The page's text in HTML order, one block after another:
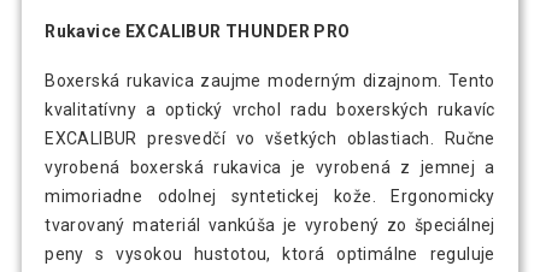
Rukavice EXCALIBUR THUNDER PRO
Boxerská rukavica zaujme moderným dizajnom. Tento
kvalitatívny a optický vrchol radu boxerských rukavíc
EXCALIBUR presvedčí vo všetkých oblastiach. Ručne
vyrobená boxerská rukavica je vyrobená z jemnej a
mimoriadne odolnej syntetickej kože. Ergonomicky
tvarovaný materiál vankúša je vyrobený zo špeciálnej
peny s vysokou hustotou, ktorá optimálne reguluje